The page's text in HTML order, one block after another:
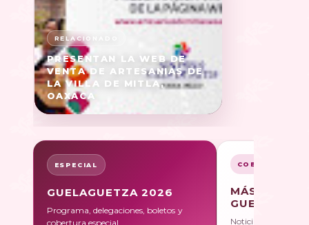
PRESENTAN LA WEB DE
VENTA DE ARTESANIAS DE
LA VILLA DE MITLA,
OAXACA
ESPECIAL
GUELAGUETZA 2026
Programa, delegaciones, boletos y
cobertura especial.
COBERTURA
MÁS SOBRE
Noticias, galerías y